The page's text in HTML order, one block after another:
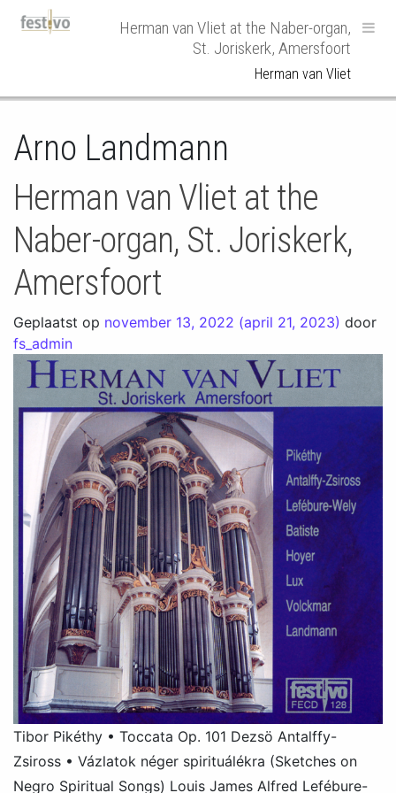
HoofdnavigatieHerman van Vliet at the Naber-organ,
St. Joriskerk, Amersfoort
Herman van Vliet
Arno Landmann
Herman van Vliet at the
Naber-organ, St. Joriskerk,
Amersfoort
Geplaatst op november 13, 2022 (april 21, 2023) door
fs_admin
Tibor Pikéthy • Toccata Op. 101 Dezsö Antalffy-
Zsiross • Vázlatok néger spirituálékra (Sketches on
Negro Spiritual Songs) Louis James Alfred Lefébure-